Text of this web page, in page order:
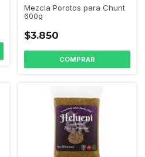
Mezcla Porotos para Chunt
600g
$3.850